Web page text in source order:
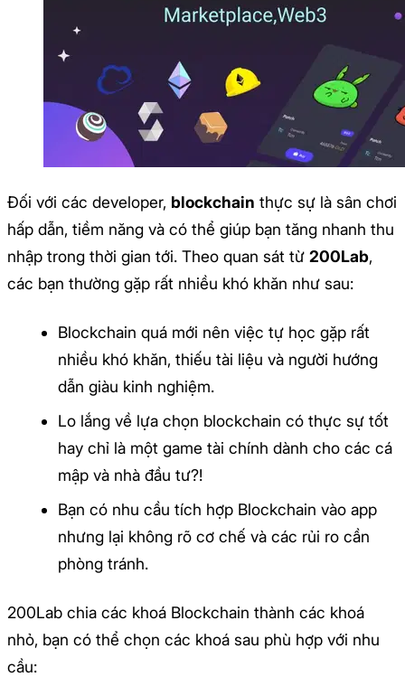
Đối với các developer, blockchain thực sự là sân chơi
hấp dẫn, tiềm năng và có thể giúp bạn tăng nhanh thu
nhập trong thời gian tới. Theo quan sát từ 200Lab,
các bạn thường gặp rất nhiều khó khăn như sau:
Blockchain quá mới nên việc tự học gặp rất
nhiều khó khăn, thiếu tài liệu và người hướng
dẫn giàu kinh nghiệm.
Lo lắng về lựa chọn blockchain có thực sự tốt
hay chỉ là một game tài chính dành cho các cá
mập và nhà đầu tư?!
Bạn có nhu cầu tích hợp Blockchain vào app
nhưng lại không rõ cơ chế và các rủi ro cần
phòng tránh.
200Lab chia các khoá Blockchain thành các khoá
nhỏ, bạn có thể chọn các khoá sau phù hợp với nhu
cầu: